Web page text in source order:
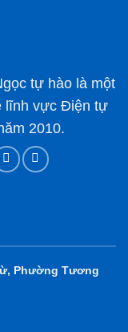
tự hào là một
lĩnh vực Điện tự
2010.
Phường Tương